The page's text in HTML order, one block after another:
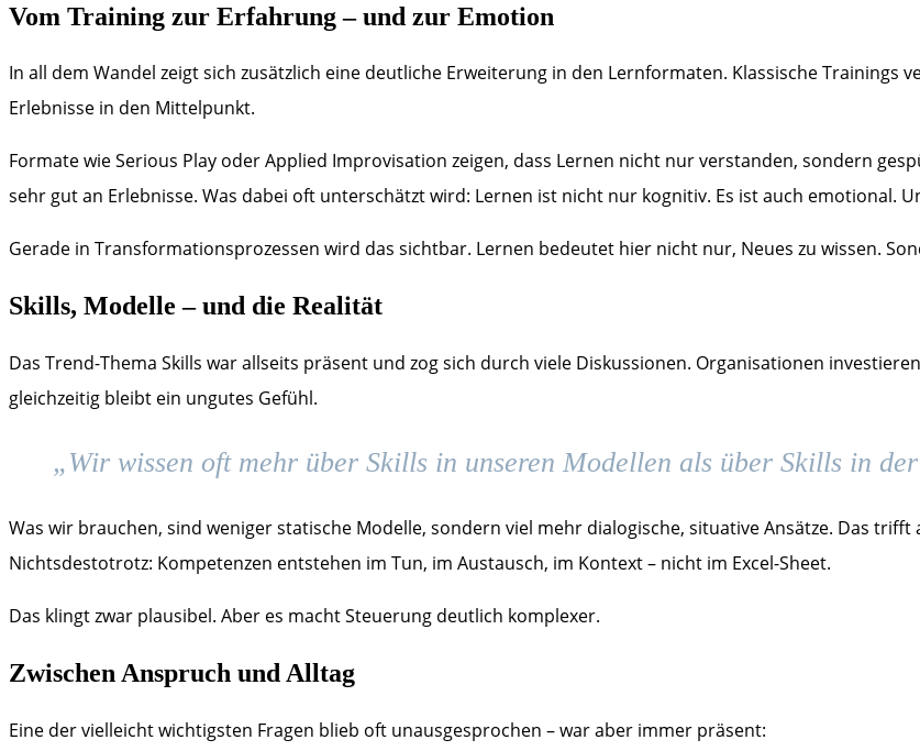
Vom Training zur Erfahrung – und zur Emotion
In all dem Wandel zeigt sich zusätzlich eine deutliche Erweiterung in den Lernformaten. Klassische Trainings
Erlebnisse in den Mittelpunkt.
Formate wie Serious Play oder Applied Improvisation zeigen, dass Lernen nicht nur verstanden, sondern
sehr gut an Erlebnisse. Was dabei oft unterschätzt wird: Lernen ist nicht nur kognitiv. Es ist auch emotional.
Gerade in Transformationsprozessen wird das sichtbar. Lernen bedeutet hier nicht nur, Neues zu wissen.
Skills, Modelle – und die Realität
Das Trend-Thema Skills war allseits präsent und zog sich durch viele Diskussionen. Organisationen
gleichzeitig bleibt ein ungutes Gefühl.
„Wir wissen oft mehr über Skills in unseren Modellen als über Skills in
Was wir brauchen, sind weniger statische Modelle, sondern viel mehr dialogische, situative Ansätze. Das
Nichtsdestotrotz: Kompetenzen entstehen im Tun, im Austausch, im Kontext – nicht im Excel-Sheet.
Das klingt zwar plausibel. Aber es macht Steuerung deutlich komplexer.
Zwischen Anspruch und Alltag
Eine der vielleicht wichtigsten Fragen blieb oft unausgesprochen – war aber immer präsent: